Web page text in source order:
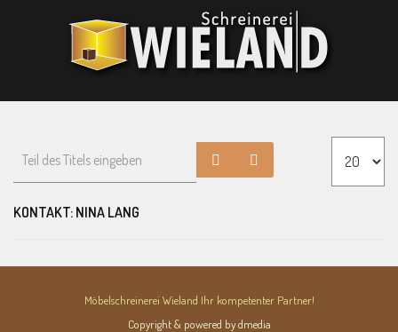
KONTAKT: NINA LANG
Möbelschreinerei Wieland Ihr kompetenter Partner!
Copyright & powered by dmedia